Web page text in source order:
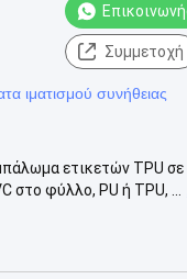
Συμμετοχή
ιματισμού συνήθειας
ετικετών TPU
φύλλο, PU ή TPU, ...